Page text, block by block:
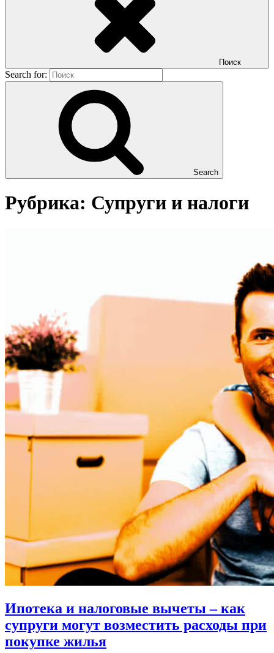
Поиск
Search for:
Search
Рубрика: Супруги и налоги
Ипотека и налоговые вычеты – как
супруги могут возместить расходы при
покупке жилья